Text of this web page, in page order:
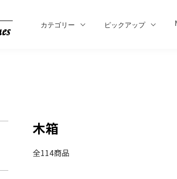
カテゴリー ピックアップ
木箱
全114商品